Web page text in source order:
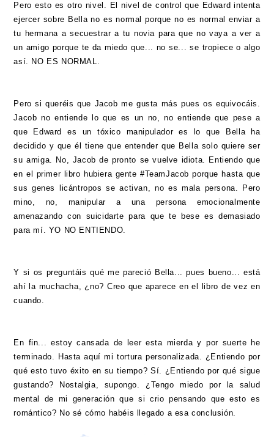
Pero esto es otro nivel. El nivel de control que Edward intenta
ejercer sobre Bella no es normal porque no es normal enviar a
tu hermana a secuestrar a tu novia para que no vaya a ver a
un amigo porque te da miedo que... no se... se tropiece o algo
así. NO ES NORMAL.
Pero si queréis que Jacob me gusta más pues os equivocáis.
Jacob no entiende lo que es un no, no entiende que pese a
que Edward es un tóxico manipulador es lo que Bella ha
decidido y que él tiene que entender que Bella solo quiere ser
su amiga. No, Jacob de pronto se vuelve idiota. Entiendo que
en el primer libro hubiera gente #TeamJacob porque hasta que
sus genes licántropos se activan, no es mala persona. Pero
mino, no, manipular a una persona emocionalmente
amenazando con suicidarte para que te bese es demasiado
para mí. YO NO ENTIENDO.
Y si os preguntáis qué me pareció Bella... pues bueno... está
ahí la muchacha, ¿no? Creo que aparece en el libro de vez en
cuando.
En fin... estoy cansada de leer esta mierda y por suerte he
terminado. Hasta aquí mi tortura personalizada. ¿Entiendo por
qué esto tuvo éxito en su tiempo? Sí. ¿Entiendo por qué sigue
gustando? Nostalgia, supongo. ¿Tengo miedo por la salud
mental de mi generación que si crio pensando que esto es
romántico? No sé cómo habéis llegado a esa conclusión.